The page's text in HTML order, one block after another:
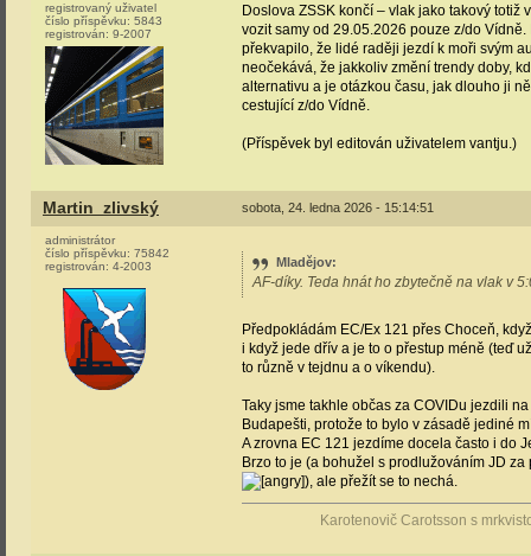
registrovaný uživatel
číslo příspěvku: 5843
registrován: 9-2007
Doslova ZSSK končí – vlak jako takový
vozit samy od 29.05.2026 pouze z/do
překvapilo, že lidé raději jezdí k moři svým
neočekává, že jakkoliv změní trendy doby,
alternativu a je otázkou času, jak dlouho ji
cestující z/do Vídně.
(Příspěvek byl editován uživatelem vantju.)
Martin_zlivský sobota, 24. ledna 2026 - 15:14:51
administrátor
číslo příspěvku: 75842
registrován: 4-2003 Mladějov:
AF-díky. Teda hnát ho zbytečně na vlak v
Předpokládám EC/Ex 121 přes Choceň,
i když jede dřív a je to o přestup méně (teď
to různě v tejdnu a o víkendu).
Taky jsme takhle občas za COVIDu jezdili
Budapešti, protože to bylo v zásadě jediné
A zrovna EC 121 jezdíme docela často i do
Brzo to je (a bohužel s prodlužováním JD
), ale přežít se to nechá.
Karotenovič Carotsson s